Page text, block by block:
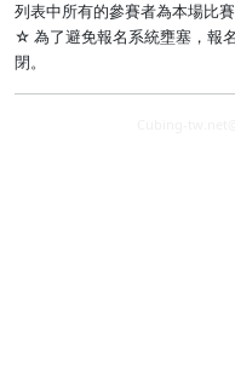
列表中所有的參賽者為本場比
☆ 為了避免報名系統壅塞，報
閉。